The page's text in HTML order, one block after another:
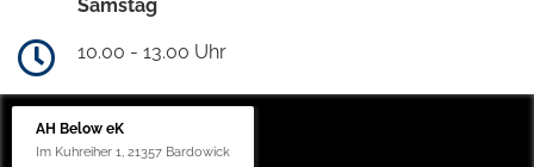
Samstag
10.00 - 13.00 Uhr
AH Below eK
Im Kuhreiher 1, 21357 Bardowick